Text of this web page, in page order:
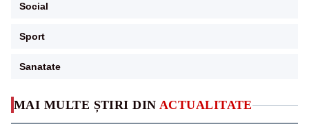
MAI MULTE ȘTIRI DIN ACTUALITATE
Social
Sport
Sanatate